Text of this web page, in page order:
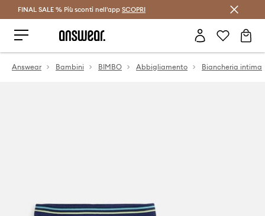
Risparmia con Answear Club >
FINAL SALE % Più sconti nell'app SCOPRI
Answear Bambini BIMBO Abbigliamento Biancheria intima